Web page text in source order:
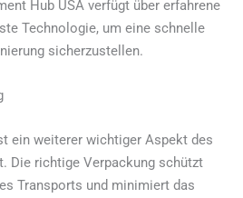
Hub USA verfügt über erfahrene
Technologie, um eine schnelle
sicherzustellen.
ein weiterer wichtiger Aspekt des
Die richtige Verpackung schützt
Transports und minimiert das